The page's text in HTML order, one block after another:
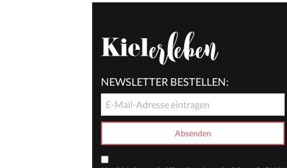
NEWSLETTER BESTELLEN: